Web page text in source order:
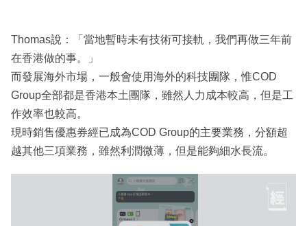
Thomas說：「當地暫時未有技術可接軌，我們再做三年前
在香港做的事。」
而發展海外市場，一般會使用海外的科技團隊，惟COD
Group全部都是香港本土團隊，雖然人力成本較高，但是工
作效率也較高。
現時銷售優惠券經已成為COD Group的主要業務，分額超
越其他三項業務，雖然利潤微薄，但是能夠細水長流。